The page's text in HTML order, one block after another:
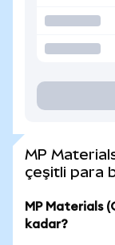
MP
çeşitli para
MP Materials
kadar?